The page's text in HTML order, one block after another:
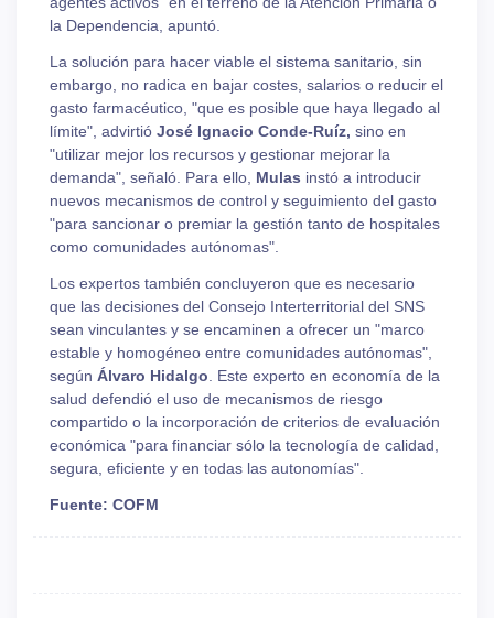
la Dependencia, apuntó.
La solución para hacer viable el sistema sanitario, sin
embargo, no radica en bajar costes, salarios o reducir el
gasto farmacéutico, "que es posible que haya llegado al
límite", advirtió José Ignacio Conde-Ruíz, sino en
"utilizar mejor los recursos y gestionar mejorar la
demanda", señaló. Para ello, Mulas instó a introducir
nuevos mecanismos de control y seguimiento del gasto
"para sancionar o premiar la gestión tanto de hospitales
como comunidades autónomas".
Los expertos también concluyeron que es necesario
que las decisiones del Consejo Interterritorial del SNS
sean vinculantes y se encaminen a ofrecer un "marco
estable y homogéneo entre comunidades autónomas",
según Álvaro Hidalgo . Este experto en economía de la
salud defendió el uso de mecanismos de riesgo
compartido o la incorporación de criterios de evaluación
económica "para financiar sólo la tecnología de calidad,
segura, eficiente y en todas las autonomías".
Fuente: COFM